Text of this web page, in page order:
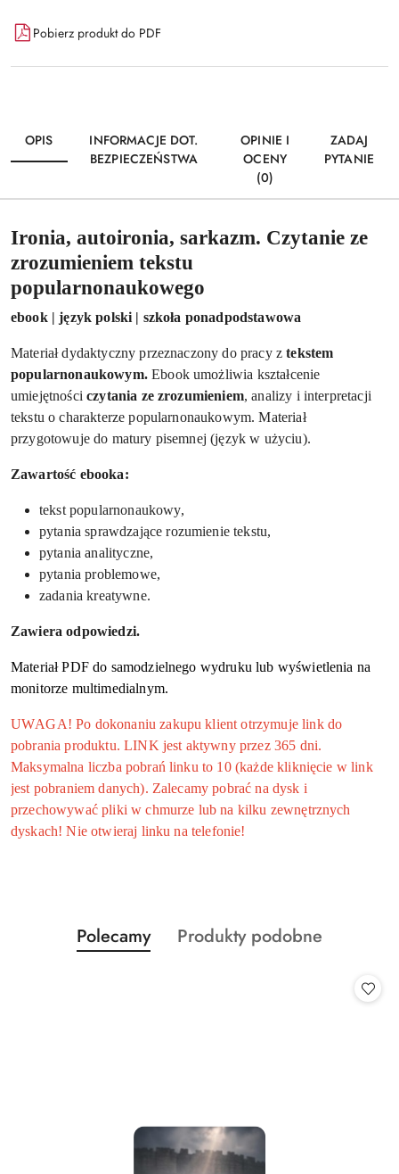
Dostępność
i
dostawa
Pobierz produkt do PDF
OPIS
INFORMACJE DOT.
BEZPIECZEŃSTWA
OPINIE I
OCENY
(0)
ZADAJ
PYTANIE
Ironia, autoironia, sarkazm. Czytanie ze
zrozumieniem tekstu
popularnonaukowego
ebook | język polski | szkoła ponadpodstawowa
Materiał dydaktyczny przeznaczony do pracy ztekstem
popularnonaukowym.Ebook umożliwia kształcenie
umiejętnościczytania ze zrozumieniem, analizy i interpretacji
tekstu o charakterze popularnonaukowym. Materiał
przygotowuje do matury pisemnej (język w użyciu).
Zawartość ebooka:
tekst popularnonaukowy,
pytania sprawdzające rozumienie tekstu,
pytania analityczne,
pytania problemowe,
zadania kreatywne.
Zawiera odpowiedzi.
Materiał PDF do samodzielnego wydruku lub wyświetlenia na
monitorze multimedialnym.
UWAGA! Po dokonaniu zakupu klient otrzymuje link do
pobrania produktu. LINK jest aktywny przez 365 dni.
Maksymalna liczba pobrań linku to 10 (każde kliknięcie w link
jest pobraniem danych). Zalecamy pobrać na dysk i
przechowywać pliki w chmurze lub na kilku zewnętrznych
dyskach! Nie otwieraj linku na telefonie!
Pomiń karuzelę produktów
Produkty
o
Polecamy
Produkty
Produkty podobne